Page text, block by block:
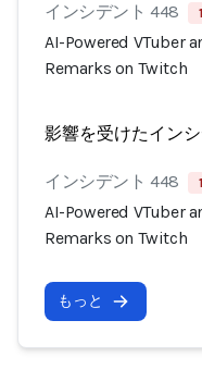
インシデント 448
AI-Powered VTuber
Remarks on Twitch
影響を受けたインシ
インシデント 448
AI-Powered VTuber
Remarks on Twitch
もっと